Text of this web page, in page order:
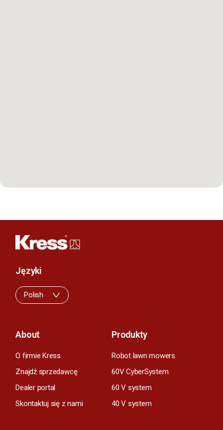
About
O firmie Kress
Znajdź sprzedawcę
Dealer portal
Skontaktuj się z nami
Produkty
Robot lawn mowers
60V CyberSystem
60 V system
40 V system
Języki
Polish